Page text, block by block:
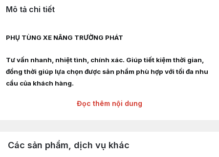
Mô tả chi tiết
PHỤ TÙNG XE NÂNG TRƯỜNG PHÁT
Tư vấn nhanh, nhiệt tình, chính xác. Giúp tiết kiệm thời gian,
đồng thời giúp lựa chọn được sản phẩm phù hợp với tối đa nhu
cầu của khách hàng.
Giao hàng siêu tốc nội thành HCM, Hà Nội, Bình Dương, Đồng
Phụ tùng, linh kiện, chi tiết kỹ thuật xe nâng hàng các hãng :
Đọc thêm nội dung
Các sản phẩm, dịch vụ khác